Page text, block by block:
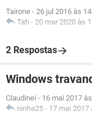
Tairone - 26 jul 2016 às
Tati - 20 mar 2020 às
2 Respostas
Windows
Claudinei - 16 mai 2017
ninha25 - 17 mai 2017